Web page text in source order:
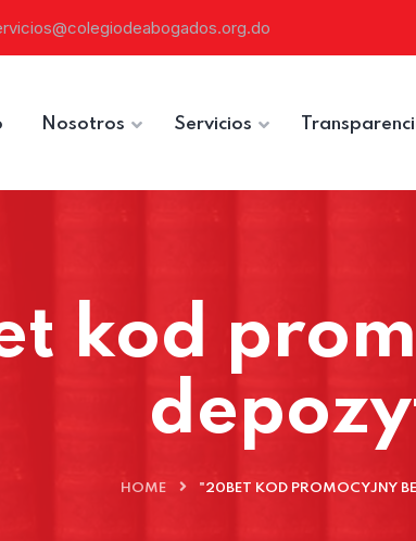
Nosotros Servicios
kod
HOME "20BET KOD PROMOCYJNY